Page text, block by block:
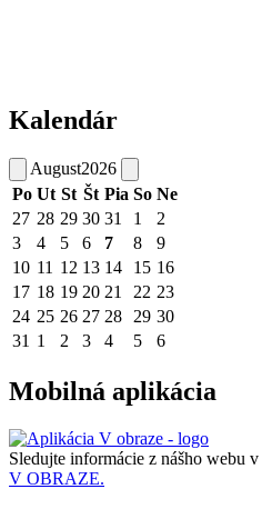
Kalendár
August2026
Po Ut St Št Pia So Ne
27 28 29 30 31 1
2
3
4 5 6 7 8
9
10 11 12 13 14 15 16
17 18 19 20 21 22 23
24 25 26 27 28 29 30
31 1 2 3 4 5 6
Mobilná aplikácia
Sledujte informácie z nášho webu v
V OBRAZE.